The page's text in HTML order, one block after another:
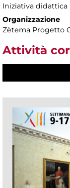
Iniziativa didattica
Organizzazione
Zètema Progetto
Attività